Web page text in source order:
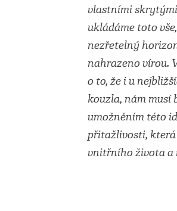
vlastními skrytými
ukládáme toto
nezřetelný
nahrazeno vírou.
o to, že i u
kouzla, nám
umožněním této
přitažlivosti, která
vnitřního života a